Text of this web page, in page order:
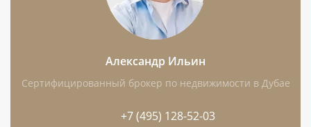
Чем интересен этот лот
Функциональный формат с 1 спальней
Александр Ильин
Сертифицированный брокер по недвижимости в Дубае
+7 (495) 128-52-03